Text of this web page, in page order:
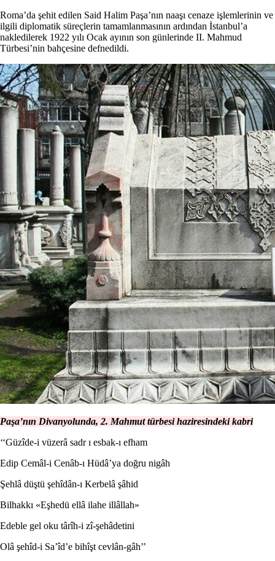
Roma’da şehit edilen Said Halim Paşa’nın naaşı cenaze işlemlerinin ve
ilgili diplomatik süreçlerin tamamlanmasının ardından İstanbul’a
nakledilerek 1922 yılı Ocak ayının son günlerinde II. Mahmud
Türbesi’nin bahçesine defnedildi.
Paşa’nın Divanyolunda, 2. Mahmut türbesi haziresindeki kabri
‘‘Güzîde-i vüzerâ sadr ı esbak-ı efham
Edip Cemâl-i Cenâb-ı Hüdâ’ya doğru nigâh
Şehlâ düştü şehîdân-ı Kerbelâ şâhid
Bilhakkı «Eşhedü ellâ ilahe illâllah»
Edeble gel oku târîh-i zî-şehâdetini
Olâ şehîd-i Sa’îd’e bihîşt cevlân-gâh’’